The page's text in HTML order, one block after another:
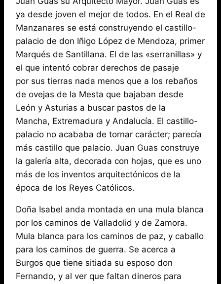
ya desde joven el mejor de todos. En el Real de
Manzanares se está construyendo el castillo-
palacio de don Iñigo López de Mendoza, primer
Marqués de Santillana. El de las «serranillas» y
el que intentó cobrar derechos de pasaje
por sus tierras nada menos que a los rebaños
de ovejas de la Mesta que bajaban desde
León y Asturias a buscar pastos de la
Mancha, Extremadura y Andalucía. El castillo-
palacio no acababa de tornar carácter; parecía
más castillo que palacio. Juan Guas construye
la galería alta, decorada con hojas, que es uno
más de los inventos arquitectónicos de la
época de los Reyes Católicos.
Doña Isabel anda montada en una mula blanca
por los caminos de Valladolid y de Zamora.
Mula blanca para los caminos de paz, y caballo
para los caminos de guerra. Se acerca a
Burgos que tiene sitiada su esposo don
Fernando, y al ver que faltan dineros para